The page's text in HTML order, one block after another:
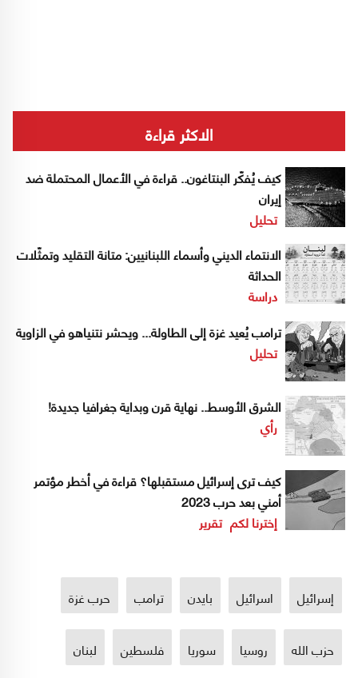
الاكثر قراءة
كيف يُفكّر البنتاغون.. قراءة في الأعمال المحتملة ضد
إيران
تحليل
الانتماء الديني وأسماء اللبنانيين: متانة التقليد وتمثّلات
الحداثة
دراسة
ترامب يُعيد غزة إلى الطاولة... ويحشر نتنياهو في الزاوية
تحليل
الشرق الأوسط.. نهاية قرن وبداية جغرافيا جديدة!
رأي
كيف ترى إسرائيل مستقبلها؟ قراءة في أخطر مؤتمر
أمني بعد حرب 2023
إخترنا لكم تقرير
إسرائيل اسرائيل بايدن ترامب حرب غزة
حزب الله روسيا سوريا فلسطين لبنان